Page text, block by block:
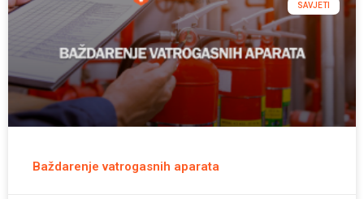
SAVJETI
Baždarenje vatrogasnih aparata